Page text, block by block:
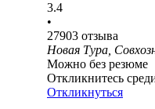
3.4
•
27903 отзыва
Новая Тура,
Можно без резюме
Откликнитесь
Откликнуться